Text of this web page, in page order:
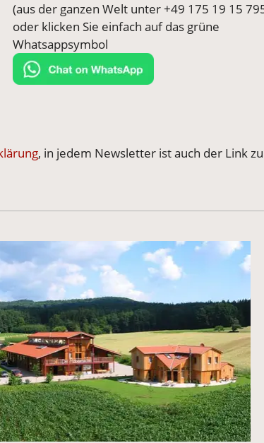
(aus der ganzen Welt unter +49 175 19 15
oder klicken Sie einfach auf das grüne
Whatsappsymbol
, in jedem Newsletter ist auch der Link